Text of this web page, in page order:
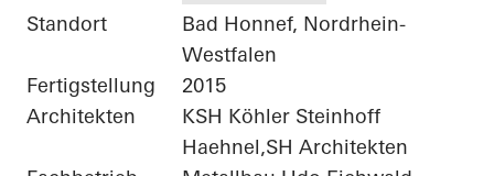
Standort
Bad Honnef, Nordrhein-
Westfalen
Fertigstellung
2015
Architekten
KSH Köhler Steinhoff
Haehnel,SH Architekten